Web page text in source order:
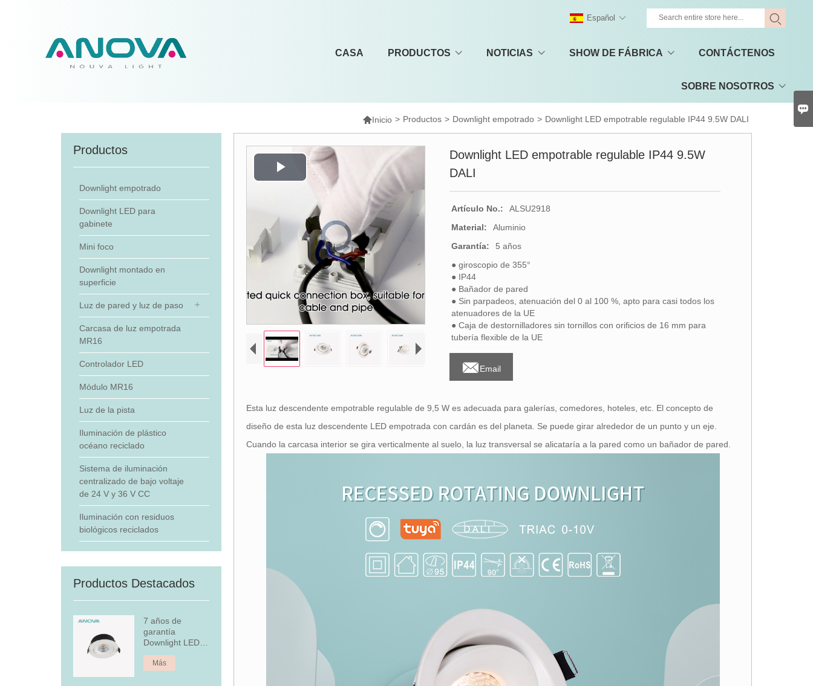
CASA PRODUCTOS NOTICIAS SHOW DE FÁBRICA CONTÁCTENOS
SOBRE NOSOTROS
Español
Inicio > Productos > Downlight empotrado > Downlight LED empotrable regulable IP44 9.5W DALI
Productos
Downlight empotrado
Downlight LED para
gabinete
Mini foco
Downlight montado en
superficie
Luz de pared y luz de paso
Carcasa de luz empotrada
MR16
Controlador LED
Módulo MR16
Luz de la pista
Iluminación de plástico
océano reciclado
Sistema de iluminación
centralizado de bajo voltaje
de 24 V y 36 V CC
Iluminación con residuos
biológicos reciclados
Productos Destacados
7 años de
garantía
Downlight LED
empotrado
regulable
Más
Video
Player
is
loading.
Play
Video
Downlight LED empotrable regulable IP44 9.5W
DALI
Artículo No.:
ALSU2918
Material:
Aluminio
Garantía:
5 años
● giroscopio de 355°
● IP44
● Bañador de pared
● Sin parpadeos, atenuación del 0 al 100 %, apto para casi todos los
atenuadores de la UE
● Caja de destornilladores sin tornillos con orificios de 16 mm para
tubería flexible de la UE
Email
Esta luz descendente empotrable regulable de 9,5 W es adecuada para galerías, comedores, hoteles, etc. El concepto de
diseño de esta luz descendente LED empotrada con cardán es del planeta. Se puede girar alrededor de un punto y un eje.
Cuando la carcasa interior se gira verticalmente al suelo, la luz transversal se alicataría a la pared como un bañador de pared.
